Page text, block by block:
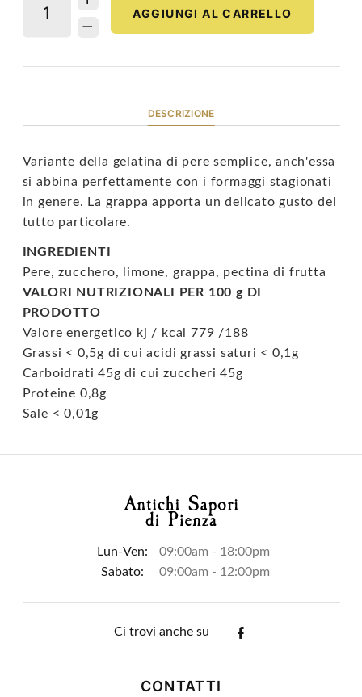
AGGIUNGI AL CARRELLO
DESCRIZIONE
Variante della gelatina di pere semplice, anch'essa
si abbina perfettamente con i formaggi stagionati
in genere. La grappa apporta un delicato gusto del
tutto particolare.
INGREDIENTI
Pere, zucchero, limone, grappa, pectina di frutta
VALORI NUTRIZIONALI PER 100 g DI
PRODOTTO
Valore energetico kj / kcal 779 /188
Grassi < 0,5g di cui acidi grassi saturi < 0,1g
Carboidrati 45g di cui zuccheri 45g
Proteine 0,8g
Sale < 0,01g
Lun-Ven:
09:00am - 18:00pm
Sabato:
09:00am - 12:00pm
Ci trovi anche su
CONTATTI